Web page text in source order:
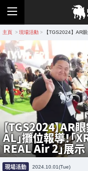
主頁 > 現場活動 > 【TGS2024】AR
【TGS2024】AR
AL」攤位報導！「
REAL Air 2」展示
現場活動 2024.10.01(Tue)